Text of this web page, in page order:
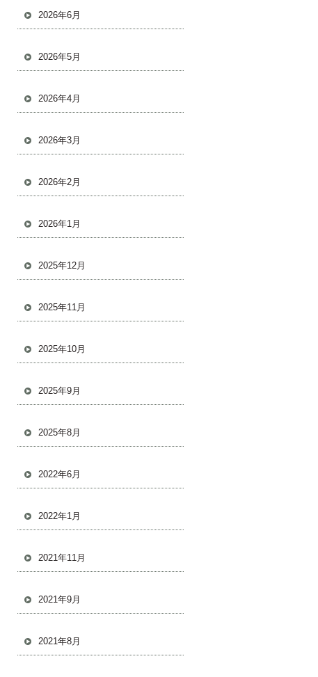
2026年6月
2026年5月
2026年4月
2026年3月
2026年2月
2026年1月
2025年12月
2025年11月
2025年10月
2025年9月
2025年8月
2022年6月
2022年1月
2021年11月
2021年9月
2021年8月